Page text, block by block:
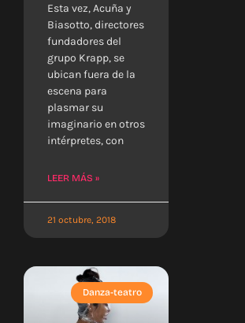
Esta vez, Acuña y
Biasotto, directores
fundadores del
grupo Krapp, se
ubican fuera de la
escena para
plasmar su
imaginario en otros
intérpretes, con
LEER MÁS »
21 octubre, 2018
Danza-teatro